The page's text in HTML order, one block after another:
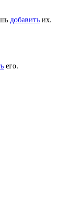
добавить их.
его.